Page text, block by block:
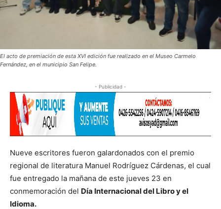
El acto de premiación de esta XVI edición fue realizado en el Museo Carmelo
Fernández, en el municipio San Felipe.
- Publicidad -
Nueve escritores fueron galardonados con el premio
regional de literatura Manuel Rodríguez Cárdenas, el cual
fue entregado la mañana de este jueves 23 en
conmemoración del Día Internacional del Libro y el
Idioma.